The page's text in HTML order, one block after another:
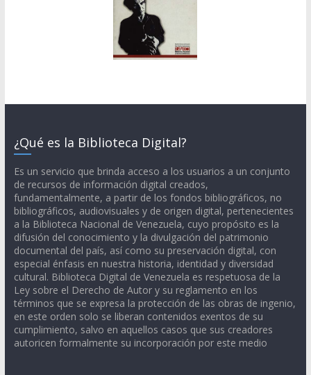
¿Qué es la Biblioteca Digital?
Es un servicio que brinda acceso a los usuarios a un conjunto
de recursos de información digital creados,
fundamentalmente, a partir de los fondos bibliográficos, no
bibliográficos, audiovisuales y de origen digital, pertenecientes
a la Biblioteca Nacional de Venezuela, cuyo propósito es la
difusión del conocimiento y la divulgación del patrimonio
documental del país, así como su preservación digital, con
especial énfasis en nuestra historia, identidad y diversidad
cultural. Biblioteca Digital de Venezuela es respetuosa de la
Ley sobre el Derecho de Autor y su reglamento en los
términos que se expresa la protección de las obras de ingenio,
en este orden solo se liberan contenidos exentos de su
cumplimiento, salvo en aquellos casos que sus creadores
autoricen formalmente su incorporación por este medio